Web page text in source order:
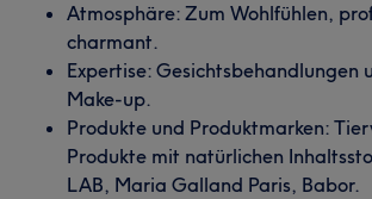
Atmosphäre: Zum Wohlfühlen,
charmant.
Expertise: Gesichtsbehandlungen
Make-up.
Produkte und Produktmarken:
Produkte mit natürlichen
LAB, Maria Galland Paris, Babor.